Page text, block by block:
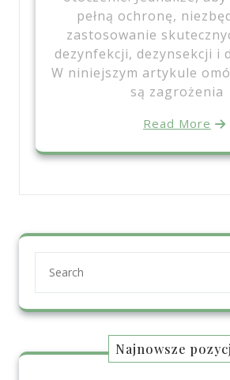
pełną ochronę,
zastosowanie
dezynfekcji, dezynsekcji i
W niniejszym artykule
są zagrożenia
Read More
Najnowsze